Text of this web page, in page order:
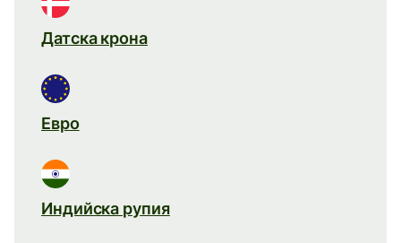
Датска крона
Евро
Индийска рупия